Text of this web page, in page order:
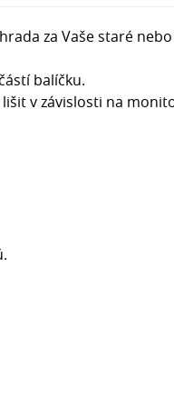
za Vaše staré
balíčku.
lišit v závislosti na